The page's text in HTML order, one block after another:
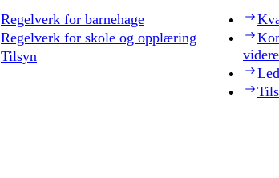
Regelverk for barnehage
Regelverk for skole og opplæring
Tilsyn